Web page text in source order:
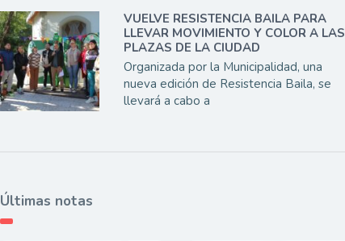
VUELVE RESISTENCIA BAILA PARA
LLEVAR MOVIMIENTO Y COLOR A LAS
PLAZAS DE LA CIUDAD
Organizada por la Municipalidad, una
nueva edición de Resistencia Baila, se
llevará a cabo a
Últimas notas